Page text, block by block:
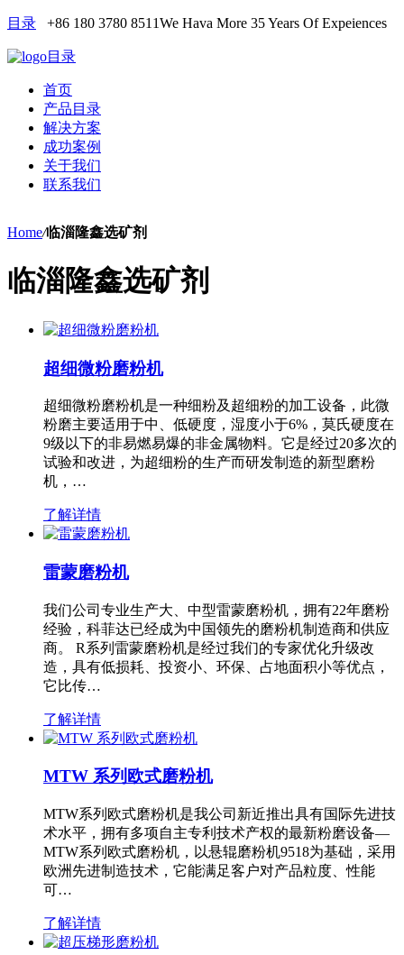
目录 +86 180 3780 8511We Hava More 35 Years Of Expeiences
目录
首页
产品目录
解决方案
成功案例
关于我们
联系我们
Home/临淄隆鑫选矿剂
临淄隆鑫选矿剂
超细微粉磨粉机
超细微粉磨粉机是一种细粉及超细粉的加工设备，此微
粉磨主要适用于中、低硬度，湿度小于6%，莫氏硬度在
9级以下的非易燃易爆的非金属物料。它是经过20多次的
试验和改进，为超细粉的生产而研发制造的新型磨粉
机，…
了解详情
雷蒙磨粉机
我们公司专业生产大、中型雷蒙磨粉机，拥有22年磨粉
经验，科菲达已经成为中国领先的磨粉机制造商和供应
商。 R系列雷蒙磨粉机是经过我们的专家优化升级改
造，具有低损耗、投资小、环保、占地面积小等优点，
它比传…
了解详情
MTW 系列欧式磨粉机
MTW系列欧式磨粉机是我公司新近推出具有国际先进技
术水平，拥有多项自主专利技术产权的最新粉磨设备—
MTW系列欧式磨粉机，以悬辊磨粉机9518为基础，采用
欧洲先进制造技术，它能满足客户对产品粒度、性能
可…
了解详情